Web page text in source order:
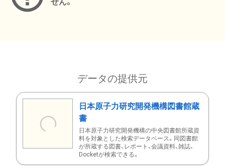
データの提供元
日本原子力研究開発機構図書館蔵
書
日本原子力研究開発機構の中央図書館所蔵資
料を対象とした検索データベース。同図書館
が所蔵する図書、レポート、会議資料、雑誌、
Docketが検索できる。